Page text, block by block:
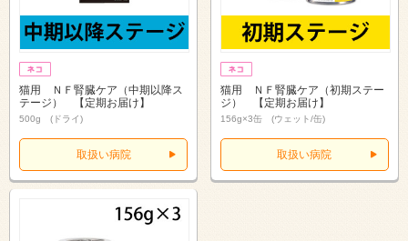
猫用 ＮＦ腎臓ケア（中期以降ス
テージ） 【定期お届け】
500g (ドライ)
取扱い病院
猫用 ＮＦ腎臓ケア（初期ステー
ジ） 【定期お届け】
156g×3缶 (ウェット/缶)
取扱い病院